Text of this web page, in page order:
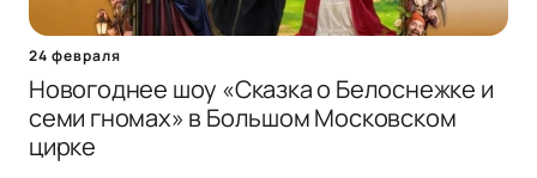
24 февраля
Новогоднее шоу «Сказка о Белоснежке и
семи гномах» в Большом Московском
цирке